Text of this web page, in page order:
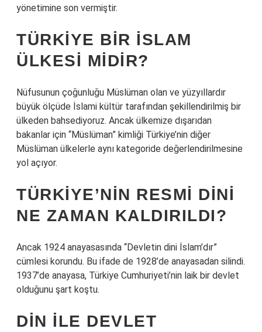
yönetimine son vermiştir.
TÜRKIYE BIR İSLAM
ÜLKESI MIDIR?
Nüfusunun çoğunluğu Müslüman olan ve yüzyıllardır
büyük ölçüde İslami kültür tarafından şekillendirilmiş bir
ülkeden bahsediyoruz. Ancak ülkemize dışarıdan
bakanlar için “Müslüman” kimliği Türkiye’nin diğer
Müslüman ülkelerle aynı kategoride değerlendirilmesine
yol açıyor.
TÜRKIYE’NIN RESMI DINI
NE ZAMAN KALDIRILDI?
Ancak 1924 anayasasında “Devletin dini İslam’dır”
cümlesi korundu. Bu ifade de 1928’de anayasadan silindi.
1937’de anayasa, Türkiye Cumhuriyeti’nin laik bir devlet
olduğunu şart koştu.
DIN ILE DEVLET